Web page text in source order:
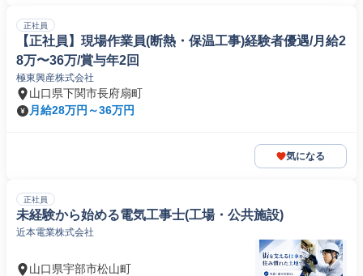
正社員
【正社員】現場作業員(断熱・保温工事)経験者優遇/月給2
8万〜36万/賞与年2回
極東興産株式会社
山口県下関市長府扇町
月給28万円～36万円
気になる
正社員
未経験から始める電気工事士(工場・公共施設)
近本電業株式会社
山口県宇部市松山町